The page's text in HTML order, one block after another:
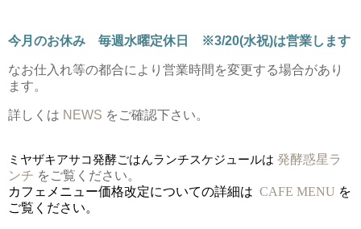
今月のお休み 毎週水曜定休日 ※3/20(水祝)は営業します
なお仕入れ等の都合により営業時間を変更する場合があり
ます。
詳しくは NEWS をご確認下さい。
ミヤザキアサコ発酵ごはんランチスケジュールは 発酵惑星ラ
ンチ をご覧ください。
カフェメニュー価格改定についての詳細は CAFE MENU を
ご覧ください。